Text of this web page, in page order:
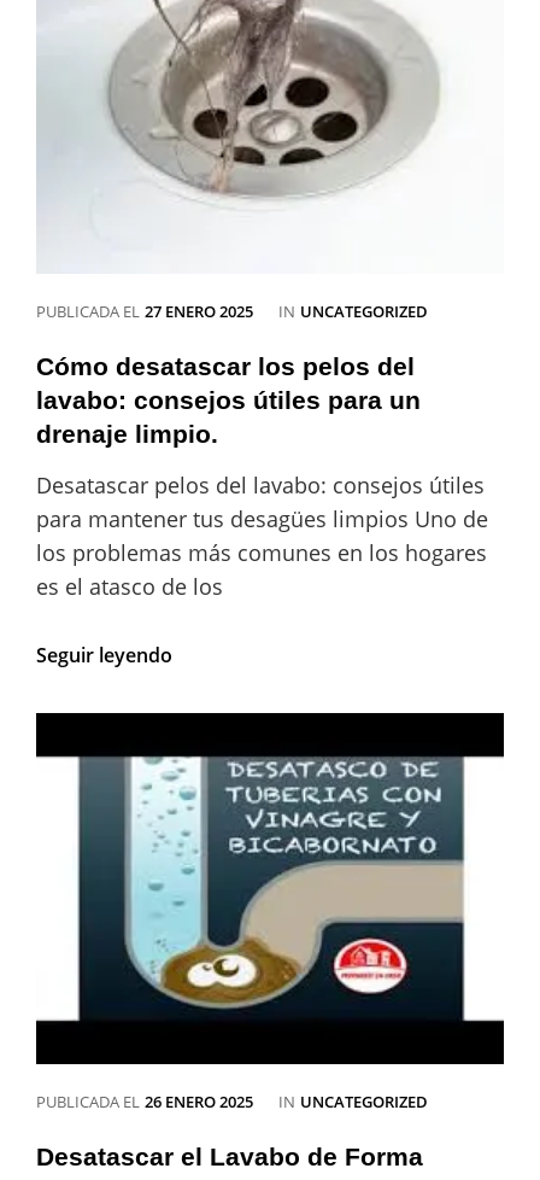
PUBLICADA EL 27 ENERO 2025 IN CATEGORÍAS
UNCATEGORIZED
Cómo desatascar los pelos del
lavabo: consejos útiles para un
drenaje limpio.
Desatascar pelos del lavabo: consejos útiles
para mantener tus desagües limpios Uno de
los problemas más comunes en los hogares
es el atasco de los
Seguir leyendo
del
lavabo:
consejos
útiles
para
un
drenaje
PUBLICADA EL 26 ENERO 2025 IN CATEGORÍAS
UNCATEGORIZED
Desatascar el Lavabo de Forma